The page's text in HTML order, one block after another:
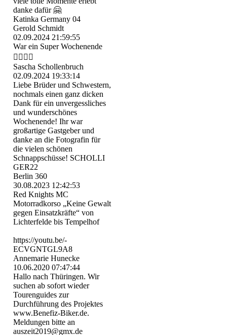
danke dafür 🤗
Katinka Germany 04
Gerold Schmidt
02.09.2024 21:59:55
War ein Super Wochenende
👍🏻👍🏻
Sascha Schollenbruch
02.09.2024 19:33:14
Liebe Brüder und Schwestern,
nochmals einen ganz dicken
Dank für ein unvergessliches
und wunderschönes
Wochenende! Ihr war
großartige Gastgeber und
danke an die Fotografin für
die vielen schönen
Schnappschüsse! SCHOLLI
GER22
Berlin 360
30.08.2023 12:42:53
Red Knights MC
Motorradkorso „Keine Gewalt
gegen Einsatzkräfte“ von
Lichterfelde bis Tempelhof
https:­//­youtu.­be/­
ECVGNTGL9A8
Annemarie Hunecke
10.06.2020 07:47:44
Hallo nach Thüringen. Wir
suchen ab sofort wieder
Tourenguides zur
Durchführung des Projektes
www.Benefiz-Biker.de.
Meldungen bitte an
auszeit2019@gmx.de